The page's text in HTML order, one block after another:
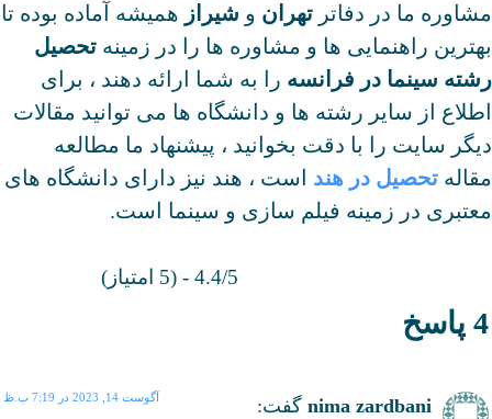
مشاوره ما در دفاتر تهران و شیراز همیشه آماده بوده تا
بهترین راهنمایی ها و مشاوره ها را در زمینه تحصیل
رشته سینما در فرانسه را به شما ارائه دهند ، برای
اطلاع از سایر رشته ها و دانشگاه ها می توانید مقالات
دیگر سایت را با دقت بخوانید ، پیشنهاد ما مطالعه
مقاله تحصیل در هند است ، هند نیز دارای دانشگاه های
معتبری در زمینه فیلم سازی و سینما است.
4.4/5 - (5 امتیاز)
4 پاسخ
nima zardbani گفت: آگوست 14, 2023 در 7:19 ب.ظ